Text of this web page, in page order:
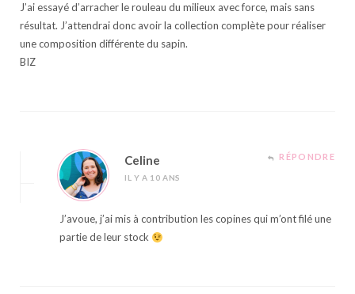
J’ai essayé d’arracher le rouleau du milieux avec force, mais sans
résultat. J’attendrai donc avoir la collection complète pour réaliser
une composition différente du sapin.
BIZ
Celine
IL Y A 10 ANS
RÉPONDRE
J’avoue, j’ai mis à contribution les copines qui m’ont filé une
partie de leur stock